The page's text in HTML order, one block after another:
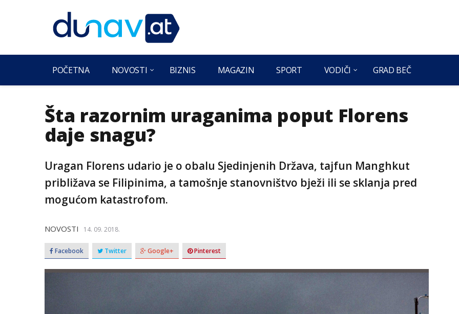
POČETNA NOVOSTI BIZNIS MAGAZIN SPORT VODIČI GRAD BEČ
Šta razornim uraganima poput Florens
daje snagu?
Uragan Florens udario je o obalu Sjedinjenih Država, tajfun Manghkut
približava se Filipinima, a tamošnje stanovništvo bježi ili se sklanja pred
mogućom katastrofom.
NOVOSTI 14. 09. 2018.
Facebook Twitter Google+ Pinterest